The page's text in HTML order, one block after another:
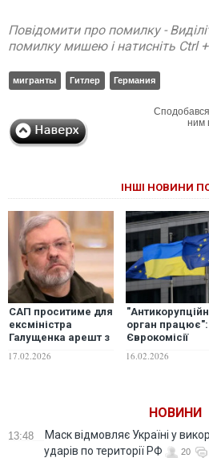
Повідомити про помилку -
помилку мишею і натисніть Ctrl
мигранты Гитлер Германия
ним
ІНШІ НОВИНИ
САП проситиме для
ексміністра
Галущенка арешт з
застави в 425 млн
17.02.2026
орган працює":
Єврокомісії
затримання
16.02.2026
НОВИНИ
13:48
Маск відмовляє Україні у
ударів по території РФ
20